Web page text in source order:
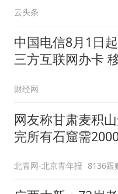
云头条
中国电信8月1日
三方互联网办卡
财经网
网友称甘肃麦积
完所有石窟需
护，游客可按需买
北青网-北京青年报 8136跟